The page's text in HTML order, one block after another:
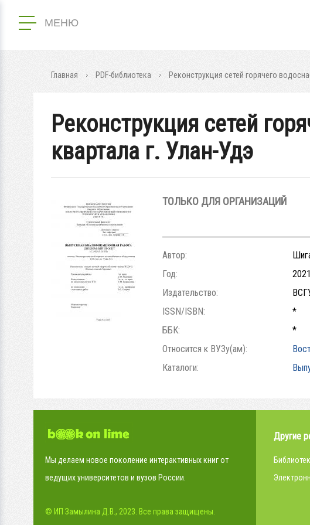
МЕНЮ
Главная PDF-библиотека Реконструкция сетей горячего
Реконструкция сетей
квартала г. Улан-Удэ
ТОЛЬКО ДЛЯ ОРГАНИЗАЦИЙ
Автор:
Год:
2021
Издательство:
ISSN/ISBN:
*
ББК:
*
Относится к ВУЗу(ам):
Каталоги:
Мы делаем новое поколение интерактивных книг от
ведущих университетов и вузов России.
© ИП Замылина Д.В., 2023. Все права защищены.
Другие